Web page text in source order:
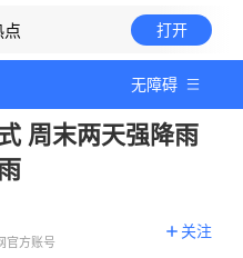
点 打开
无障碍
周末两天强降雨
官方账号
关注